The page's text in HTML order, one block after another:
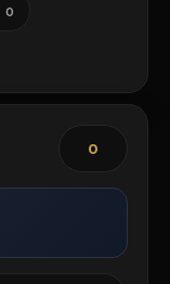
0
0